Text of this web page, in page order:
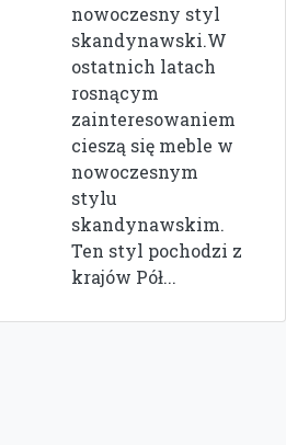
nowoczesny styl
skandynawski.W
ostatnich latach
rosnącym
zainteresowaniem
cieszą się meble w
nowoczesnym
stylu
skandynawskim.
Ten styl pochodzi z
krajów Pół...